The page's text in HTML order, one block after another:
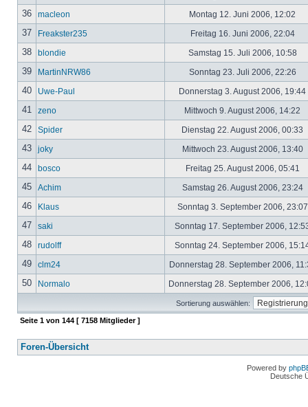
36 macleon Montag 12. Juni 2006, 12:02
37 Freakster235 Freitag 16. Juni 2006, 22:04
38 blondie Samstag 15. Juli 2006, 10:58
39 MartinNRW86 Sonntag 23. Juli 2006, 22:26
40 Uwe-Paul Donnerstag 3. August 2006, 19:44
41 zeno Mittwoch 9. August 2006, 14:22
42 Spider Dienstag 22. August 2006, 00:33
43 joky Mittwoch 23. August 2006, 13:40
44 bosco Freitag 25. August 2006, 05:41
45 Achim Samstag 26. August 2006, 23:24
46 Klaus Sonntag 3. September 2006,
47 saki Sonntag 17. September 2006,
48 rudolff Sonntag 24. September 2006,
49 clm24 Donnerstag 28. September 2006,
50 Normalo Donnerstag 28. September 2006,
Sortierung auswählen:
Seite 1 von 144 [ 7158 Mitglieder ]
Foren-Übersicht
Powered by
Deutsche